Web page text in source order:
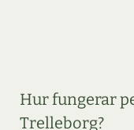
Hur fungerar
Trelleborg?